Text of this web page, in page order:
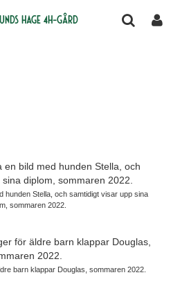
Hage 4H-gård
hunden Stella, och samtidigt visar upp sina
sommaren 2022.
barn klappar Douglas, sommaren 2022.